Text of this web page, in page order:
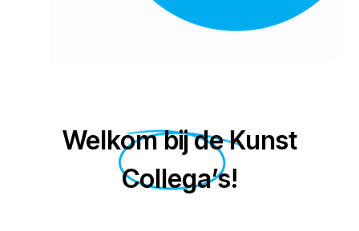
Welkom bij de Kunst
Collega’s!